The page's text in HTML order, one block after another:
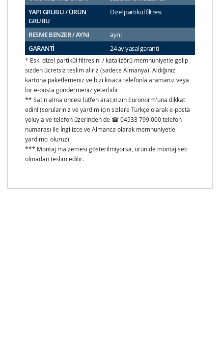
YAPI GRUBU / ÜRÜN
GRUBU
Dizel partikül filtresi
RESME BENZER / AYNI
aynı
GARANTİ
24 ay yasal garanti
* Eski dizel partikül filtresini / katalizörü memnuniyetle gelip
sizden ücretsiz teslim alırız (sadece Almanya). Aldığınız
kartona paketlemeniz ve bizi kısaca telefonla aramanız veya
bir e-posta göndermeniz yeterlidir
** Satın alma öncesi lütfen aracınızın Euronorm'una dikkat
edin! (sorularınız ve yardım için sizlere Türkçe olarak e-posta
yoluyla ve telefon üzerinden de ☎ 04533 799 000 telefon
numarası ile İngilizce ve Almanca olarak memnuniyetle
yardımcı oluruz)
*** Montaj malzemesi gösterilmiyorsa, ürün de montaj seti
olmadan teslim edilir.